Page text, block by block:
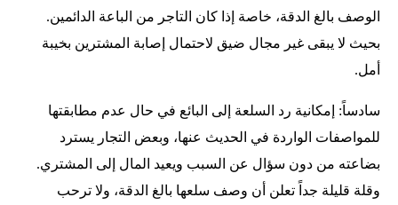
الوصف بالغ الدقة، خاصة إذا كان التاجر من الباعة الدائمين.
بحيث لا يبقى غير مجال ضيق لاحتمال إصابة المشترين بخيبة
أمل.
سادساً: إمكانية رد السلعة إلى البائع في حال عدم مطابقتها
للمواصفات الواردة في الحديث عنها، وبعض التجار يسترد
بضاعته من دون سؤال عن السبب ويعيد المال إلى المشتري.
وقلة قليلة جداً تعلن أن وصف سلعها بالغ الدقة، ولا ترحب